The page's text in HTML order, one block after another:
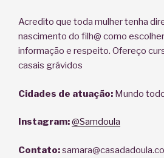
Acredito que toda mulher tenha
nascimento do filh@ como
informação e respeito. Ofereço
casais grávidos
Cidades de atuação: Mundo
Instagram:@Samdoula
Contato: